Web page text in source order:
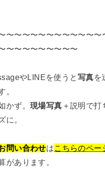
〜〜〜〜〜〜〜〜〜〜〜〜
〜〜〜〜〜〜〜〜〜
やLINEを使うと 写真を
。
かず。 現場写真 ＋説明で打
に。
問い合わせはこちらのペー
があります。